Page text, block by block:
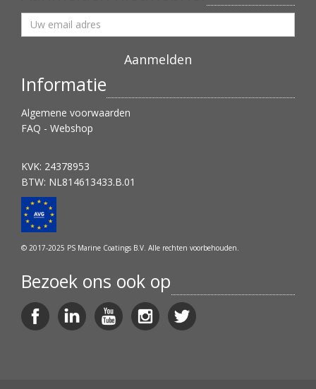
Informatie
Algemene voorwaarden
FAQ - Webshop
KVK: 24378953
BTW: NL814613433.B.01
© 2017-2025 PS Marine Coatings B.V. Alle rechten voorbehouden.
Bezoek ons ook op